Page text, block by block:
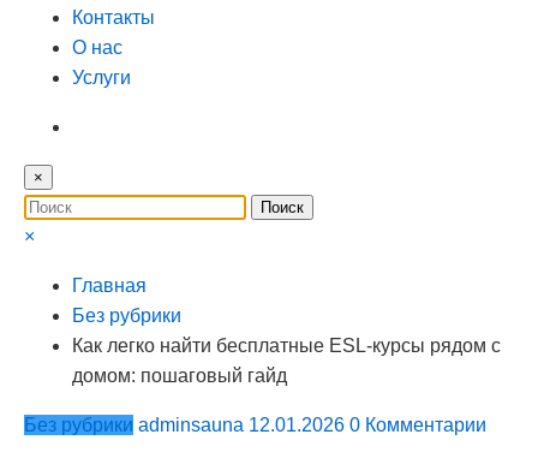
Контакты
О нас
Услуги
×
×
Главная
Без рубрики
Как легко найти бесплатные ESL-курсы рядом с
домом: пошаговый гайд
Без рубрики adminsauna 12.01.2026 0 Комментарии